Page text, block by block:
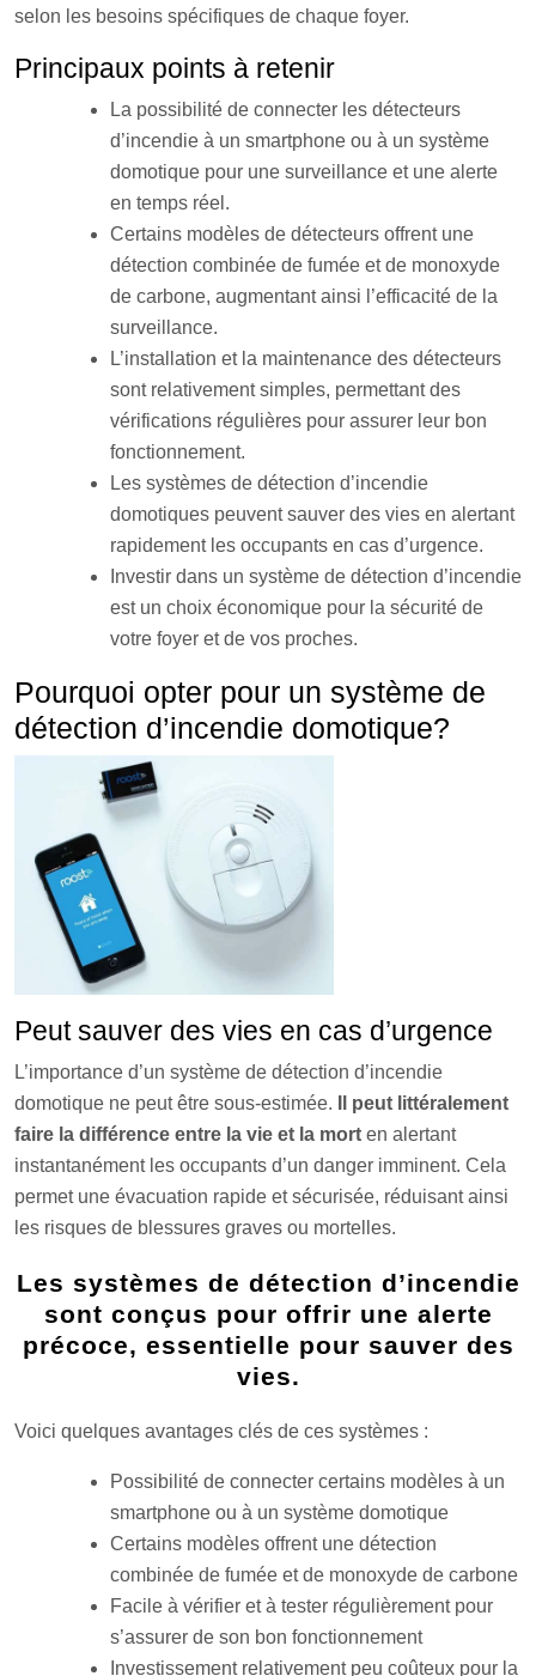
selon les besoins spécifiques de chaque foyer.
Principaux points à retenir
La possibilité de connecter les détecteurs
d’incendie à un smartphone ou à un système
domotique pour une surveillance et une alerte
en temps réel.
Certains modèles de détecteurs offrent une
détection combinée de fumée et de monoxyde
de carbone, augmentant ainsi l’efficacité de la
surveillance.
L’installation et la maintenance des détecteurs
sont relativement simples, permettant des
vérifications régulières pour assurer leur bon
fonctionnement.
Les systèmes de détection d’incendie
domotiques peuvent sauver des vies en alertant
rapidement les occupants en cas d’urgence.
Investir dans un système de détection d’incendie
est un choix économique pour la sécurité de
votre foyer et de vos proches.
Pourquoi opter pour un système de
détection d’incendie domotique?
Peut sauver des vies en cas d’urgence
L’importance d’un système de détection d’incendie
domotique ne peut être sous-estimée.
Il peut littéralement
faire la différence entre la vie et la mort en alertant
instantanément les occupants d’un danger imminent. Cela
permet une évacuation rapide et sécurisée, réduisant ainsi
les risques de blessures graves ou mortelles.
Les systèmes de détection d’incendie
sont conçus pour offrir une alerte
précoce, essentielle pour sauver des
vies.
Voici quelques avantages clés de ces systèmes :
Possibilité de connecter certains modèles à un
smartphone ou à un système domotique
Certains modèles offrent une détection
combinée de fumée et de monoxyde de carbone
Facile à vérifier et à tester régulièrement pour
s’assurer de son bon fonctionnement
Investissement relativement peu coûteux pour la